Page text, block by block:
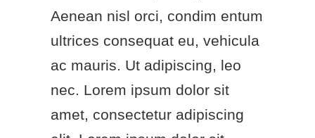
Aenean nisl orci, condim entum
ultrices consequat eu, vehicula
ac mauris. Ut adipiscing, leo
nec. Lorem ipsum dolor sit
amet, consectetur adipiscing